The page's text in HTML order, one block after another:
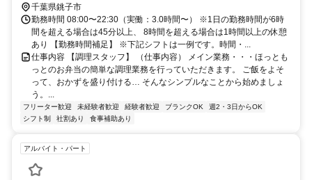
千葉県銚子市
勤務時間 08:00〜22:30（実働：3.0時間〜） ※1日の勤務時間が6時
間を超える場合は45分以上、 8時間を超える場合は1時間以上の休憩
あり 【勤務時間補足】 ※下記シフトは一例です。時間・...
仕事内容 【調理スタッフ】 （仕事内容） メイン業務・・・ほっとも
っとのお弁当の簡単な調理業務を行っていただきます。 ご飯をよそ
って、おかずを盛り付ける… そんなシンプルなことから始めましょ
う。...
フリーター歓迎 未経験者歓迎 経験者歓迎 ブランクOK
週2・3日からOK
シフト制
社割あり 食事補助あり
アルバイト・パート